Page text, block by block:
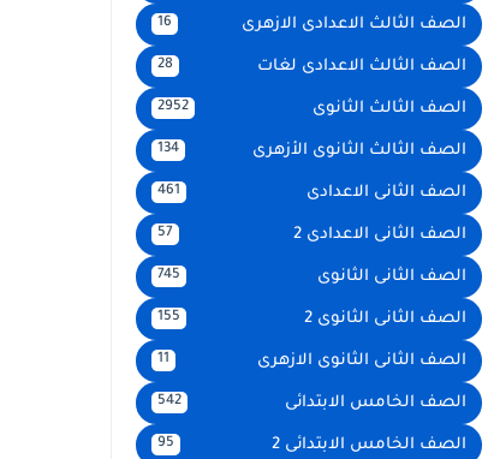
الصف الثالث الاعدادى الازهرى 16
الصف الثالث الاعدادى لغات 28
الصف الثالث الثانوى 2952
الصف الثالث الثانوى الأزهرى 134
الصف الثانى الاعدادى 461
الصف الثانى الاعدادى 2 57
الصف الثانى الثانوى 745
الصف الثانى الثانوى 2 155
الصف الثانى الثانوى الازهرى 11
الصف الخامس الابتدائى 542
الصف الخامس الابتدائى 2 95